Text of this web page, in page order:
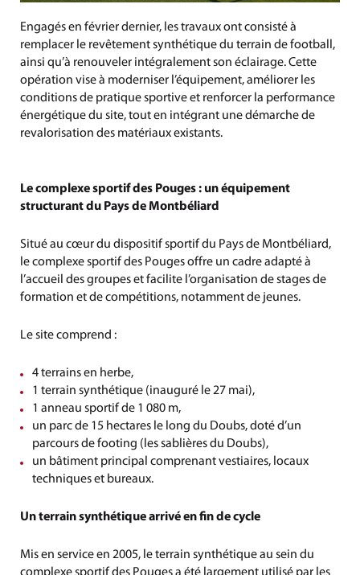
Engagés en février dernier, les travaux ont consisté à
remplacer le revêtement synthétique du terrain de football,
ainsi qu’à renouveler intégralement son éclairage. Cette
opération vise à moderniser l’équipement, améliorer les
conditions de pratique sportive et renforcer la performance
énergétique du site, tout en intégrant une démarche de
revalorisation des matériaux existants.
Le complexe sportif des Pouges : un équipement
structurant du Pays de Montbéliard
Situé au cœur du dispositif sportif du Pays de Montbéliard,
le complexe sportif des Pouges offre un cadre adapté à
l’accueil des groupes et facilite l’organisation de stages de
formation et de compétitions, notamment de jeunes.
Le site comprend :
4 terrains en herbe,
1 terrain synthétique (inauguré le 27 mai),
1 anneau sportif de 1 080 m,
un parc de 15 hectares le long du Doubs, doté d’un
parcours de footing (les sablières du Doubs),
un bâtiment principal comprenant vestiaires, locaux
techniques et bureaux.
Un terrain synthétique arrivé en fin de cycle
Mis en service en 2005, le terrain synthétique au sein du